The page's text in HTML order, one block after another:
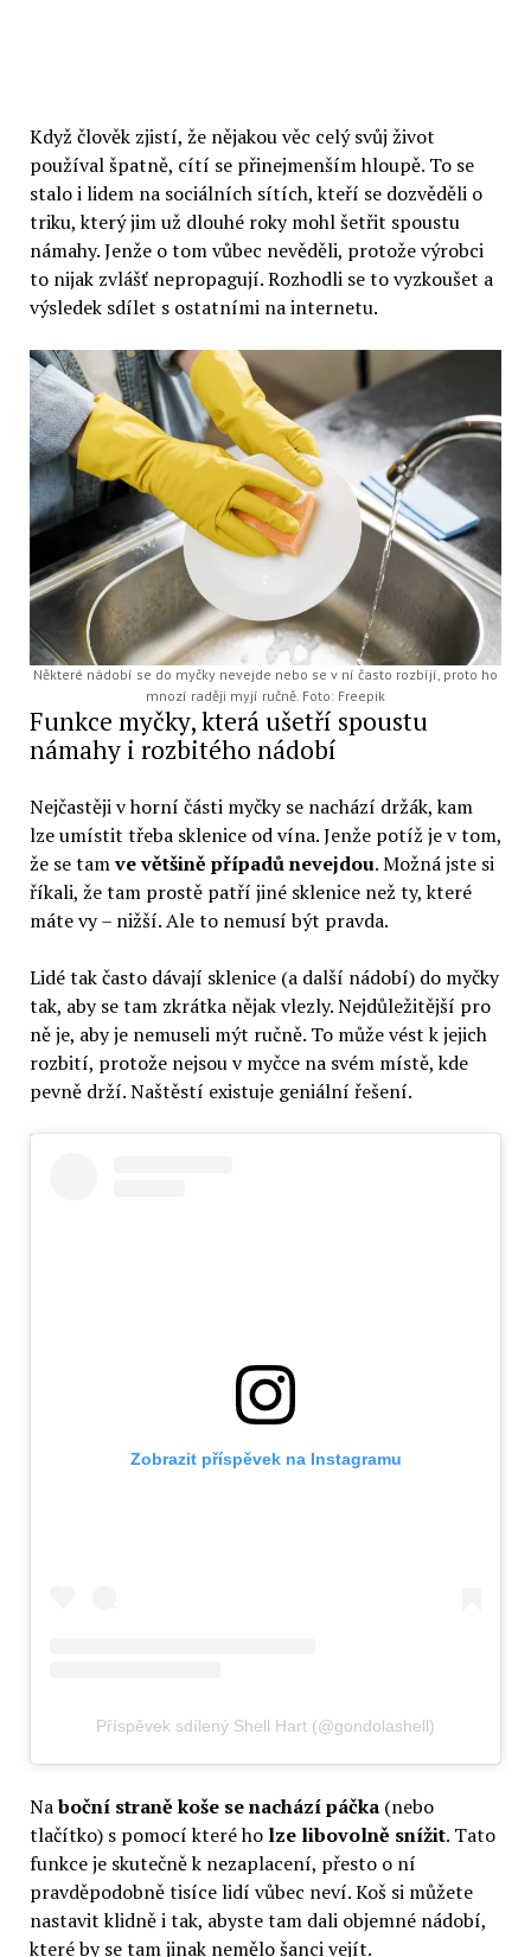
Když člověk zjistí, že nějakou věc celý svůj život
používal špatně, cítí se přinejmenším hloupě. To se
stalo i lidem na sociálních sítích, kteří se dozvěděli o
triku, který jim už dlouhé roky mohl šetřit spoustu
námahy. Jenže o tom vůbec nevěděli, protože výrobci
to nijak zvlášť nepropagují. Rozhodli se to vyzkoušet a
výsledek sdílet s ostatními na internetu.
Některé nádobí se do myčky nevejde nebo se v ní často rozbíjí, proto ho
mnozí raději myjí ručně. Foto: Freepik
Funkce myčky, která ušetří spoustu
námahy i rozbitého nádobí
Nejčastěji v horní části myčky se nachází držák, kam
lze umístit třeba sklenice od vína. Jenže potíž je v tom,
že se tamve většině případů nevejdou. Možná jste si
říkali, že tam prostě patří jiné sklenice než ty, které
máte vy – nižší. Ale to nemusí být pravda.
Lidé tak často dávají sklenice (a další nádobí) do myčky
tak, aby se tam zkrátka nějak vlezly. Nejdůležitější pro
ně je, aby je nemuseli mýt ručně. To může vést k jejich
rozbití, protože nejsou v myčce na svém místě, kde
pevně drží. Naštěstí existuje geniální řešení.
Zobrazit příspěvek na Instagramu
Příspěvek sdílený Shell Hart (@gondolashell)
Naboční straně koše se nachází páčka (nebo
tlačítko) s pomocí které holze libovolně snížit. Tato
funkce je skutečně k nezaplacení, přesto o ní
pravděpodobně tisíce lidí vůbec neví. Koš si můžete
nastavit klidně i tak, abyste tam dali objemné nádobí,
které by se tam jinak nemělo šanci vejít.